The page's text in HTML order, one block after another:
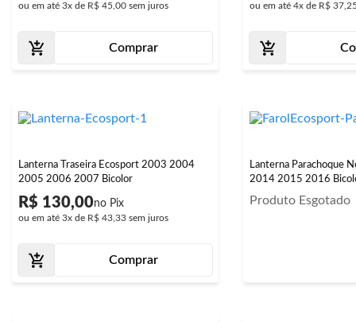
ou em até 3x de R$ 45,00 sem juros
Comprar
ou em até 4x de R$
Lanterna Traseira Ecosport 2003 2004
2005 2006 2007 Bicolor
R$ 130,00
ou em até 3x de R$ 43,33 sem juros
Comprar
Lanterna Parachoque
2014 2015 2016
Produto Esgotado